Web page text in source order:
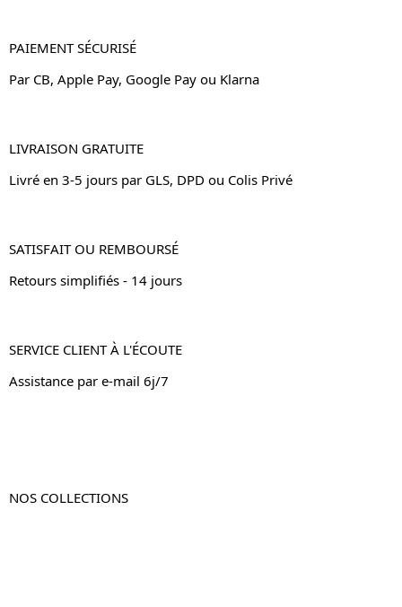
PAIEMENT SÉCURISÉ
Par CB, Apple Pay, Google Pay ou Klarna
LIVRAISON GRATUITE
Livré en 3-5 jours par GLS, DPD ou Colis Privé
SATISFAIT OU REMBOURSÉ
Retours simplifiés - 14 jours
SERVICE CLIENT À L'ÉCOUTE
Assistance par e-mail 6j/7
NOS COLLECTIONS